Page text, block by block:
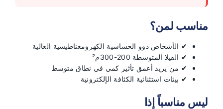
مناسب لمن؟
✔ الأشخاص ذوو الحساسية الكهرومغناطيسية العالية
✔ الفيلا المتوسطة 200-300م²
✔ من يريد أعمق تأثير كمي في نطاق متوسط
✔ بيئات استثنائية الكثافة الإلكترونية
ليس مناسباً إذا